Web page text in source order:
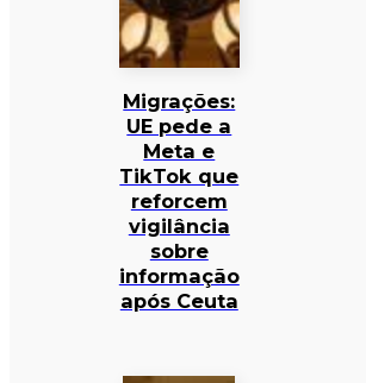
Migrações:
UE pede a
Meta e
TikTok que
reforcem
vigilância
sobre
informação
após Ceuta